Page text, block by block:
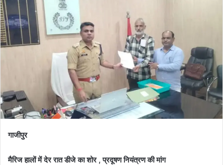
गाजीपुर
मैरिज हालों में देर रात डीजे का शोर , प्रदूषण नियंत्रण की मांग